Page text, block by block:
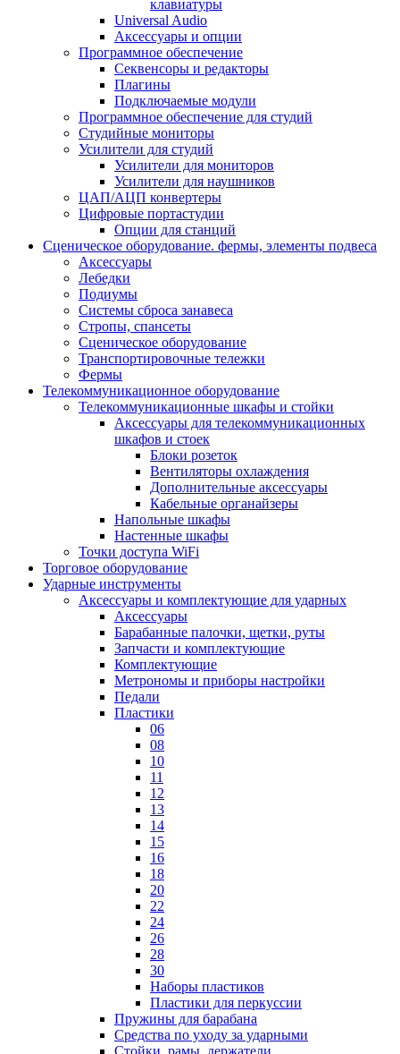
клавиатуры
Universal Audio
Аксессуары и опции
Программное обеспечение
Cеквенсоры и редакторы
Плагины
Подключаемые модули
Программное обеспечение для студий
Студийные мониторы
Усилители для студий
Усилители для мониторов
Усилители для наушников
ЦАП/АЦП конвертеры
Цифровые портастудии
Опции для станций
Сценическое оборудование. фермы, элементы подвеса
Аксессуары
Лебедки
Подиумы
Системы сброса занавеса
Стропы, спансеты
Сценическое оборудование
Транспортировочные тележки
Фермы
Телекоммуникационное оборудование
Телекоммуникационные шкафы и стойки
Аксессуары для телекоммуникационных
шкафов и стоек
Блоки розеток
Вентиляторы охлаждения
Дополнительные аксессуары
Кабельные органайзеры
Напольные шкафы
Настенные шкафы
Точки доступа WiFi
Торговое оборудование
Ударные инструменты
Аксессуары и комплектующие для ударных
Аксессуары
Барабанные палочки, щетки, руты
Запчасти и комплектующие
Комплектующие
Метрономы и приборы настройки
Педали
Пластики
06
08
10
11
12
13
14
15
16
18
20
22
24
26
28
30
Наборы пластиков
Пластики для перкуссии
Пружины для барабана
Средства по уходу за ударными
Стойки, рамы, держатели